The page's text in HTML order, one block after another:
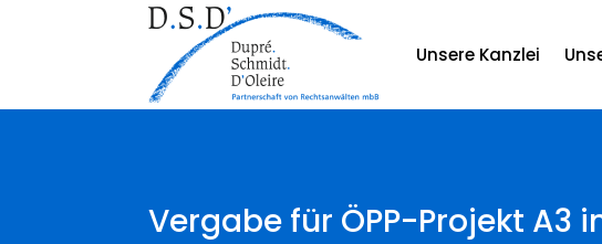
Unsere Kanzlei
Vergabe für ÖPP-Projekt A3